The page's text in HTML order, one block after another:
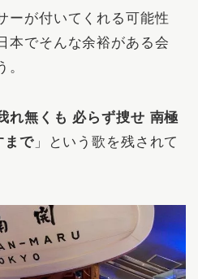
ーが付いてくれる可能性
本でそんな余裕がある会
。
れ無くも 必らず捜せ 南極
まで」という歌を残されて